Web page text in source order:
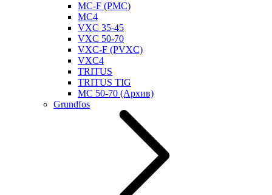
MC-F (PMC)
MC4
VXC 35-45
VXC 50-70
VXC-F (PVXC)
VXC4
TRITUS
TRITUS TIG
MC 50-70 (Архив)
Grundfos